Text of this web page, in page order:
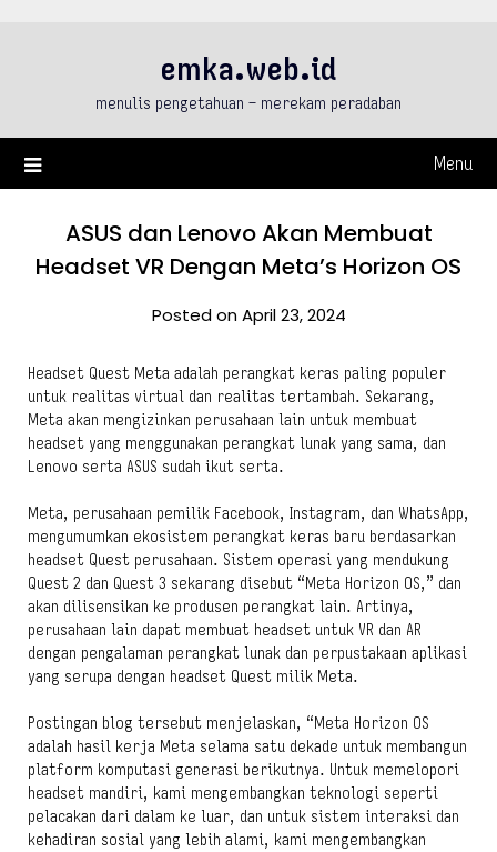
emka.web.id
menulis pengetahuan – merekam peradaban
Menu
ASUS dan Lenovo Akan Membuat
Headset VR Dengan Meta’s Horizon OS
Posted on April 23, 2024
Headset Quest Meta adalah perangkat keras paling populer
untuk realitas virtual dan realitas tertambah. Sekarang,
Meta akan mengizinkan perusahaan lain untuk membuat
headset yang menggunakan perangkat lunak yang sama, dan
Lenovo serta ASUS sudah ikut serta.
Meta, perusahaan pemilik Facebook, Instagram, dan WhatsApp,
mengumumkan ekosistem perangkat keras baru berdasarkan
headset Quest perusahaan. Sistem operasi yang mendukung
Quest 2 dan Quest 3 sekarang disebut “Meta Horizon OS,” dan
akan dilisensikan ke produsen perangkat lain. Artinya,
perusahaan lain dapat membuat headset untuk VR dan AR
dengan pengalaman perangkat lunak dan perpustakaan aplikasi
yang serupa dengan headset Quest milik Meta.
Postingan blog tersebut menjelaskan, “Meta Horizon OS
adalah hasil kerja Meta selama satu dekade untuk membangun
platform komputasi generasi berikutnya. Untuk memelopori
headset mandiri, kami mengembangkan teknologi seperti
pelacakan dari dalam ke luar, dan untuk sistem interaksi dan
kehadiran sosial yang lebih alami, kami mengembangkan